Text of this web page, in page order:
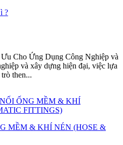
Cho Ứng Dụng Công Nghiệp và
và xây dựng hiện đại, việc lựa
then...
MỀM & KHÍ NÉN (HOSE &